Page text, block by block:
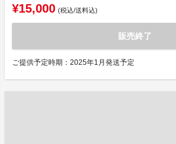
¥15,000 (税込/送料込)
販売終了
ご提供予定時期：2025年1月発送予定